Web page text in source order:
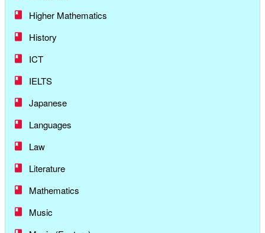
Higher Mathematics
History
ICT
IELTS
Japanese
Languages
Law
Literature
Mathematics
Music